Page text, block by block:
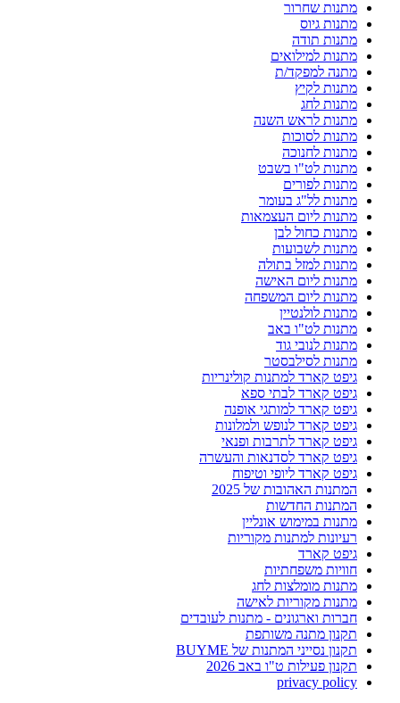
מתנות שחרור
מתנות גיוס
מתנות תודה
מתנות למילואים
מתנה למפקד/ת
מתנות לקיץ
מתנות לחג
מתנות לראש השנה
מתנות לסוכות
מתנות לחנוכה
מתנות לט"ו בשבט
מתנות לפורים
מתנות לל"ג בעומר
מתנות ליום העצמאות
מתנות כחול לבן
מתנות לשבועות
מתנות למזל בתולה
מתנות ליום האישה
מתנות ליום המשפחה
מתנות לולנטיין
מתנות לט"ו באב
מתנות לנובי גוד
מתנות לסילבסטר
גיפט קארד למתנות קולינריות
גיפט קארד לבתי ספא
גיפט קארד למותגי אופנה
גיפט קארד לנופש ולמלונות
גיפט קארד לתרבות ופנאי
גיפט קארד לסדנאות והעשרה
גיפט קארד ליופי וטיפוח
המתנות האהובות של 2025
המתנות החדשות
מתנות במימוש אונליין
רעיונות למתנות מקוריות
גיפט קארד
חוויות משפחתיות
מתנות מומלצות לחג
מתנות מקוריות לאישה
חברות וארגונים - מתנות לעובדים
תקנון מתנה משותפת
תקנון נסייני המתנות של BUYME
תקנון פעילות ט"ו באב 2026
privacy policy